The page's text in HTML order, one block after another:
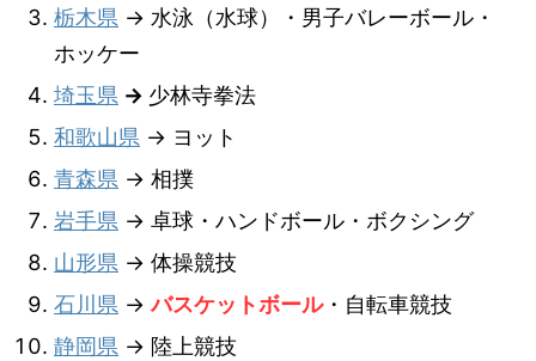
栃木県 → 水泳（水球）・男子バレーボール・
ホッケー
埼玉県 → 少林寺拳法
和歌山県 → ヨット
青森県 → 相撲
岩手県 → 卓球・ハンドボール・ボクシング
山形県 → 体操競技
石川県 →バスケットボール・自転車競技
静岡県 → 陸上競技